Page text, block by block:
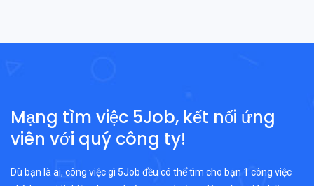
Mạng tìm việc 5Job, kết nối ứng
viên với quý công ty!
Dù bạn là ai, công việc gì 5Job đều có thể tìm cho bạn 1 công việc